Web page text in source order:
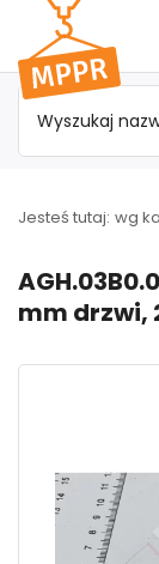
Przejdź do
menu
głównego
Jesteś tutaj: wg
mm drzwi,